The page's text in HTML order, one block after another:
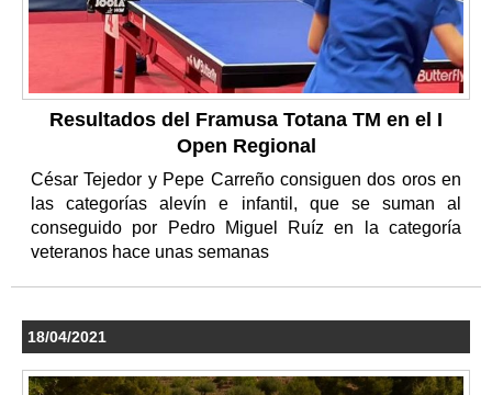
Resultados del Framusa Totana TM en el I
Open Regional
César Tejedor y Pepe Carreño consiguen dos oros en
las categorías alevín e infantil, que se suman al
conseguido por Pedro Miguel Ruíz en la categoría
veteranos hace unas semanas
18/04/2021